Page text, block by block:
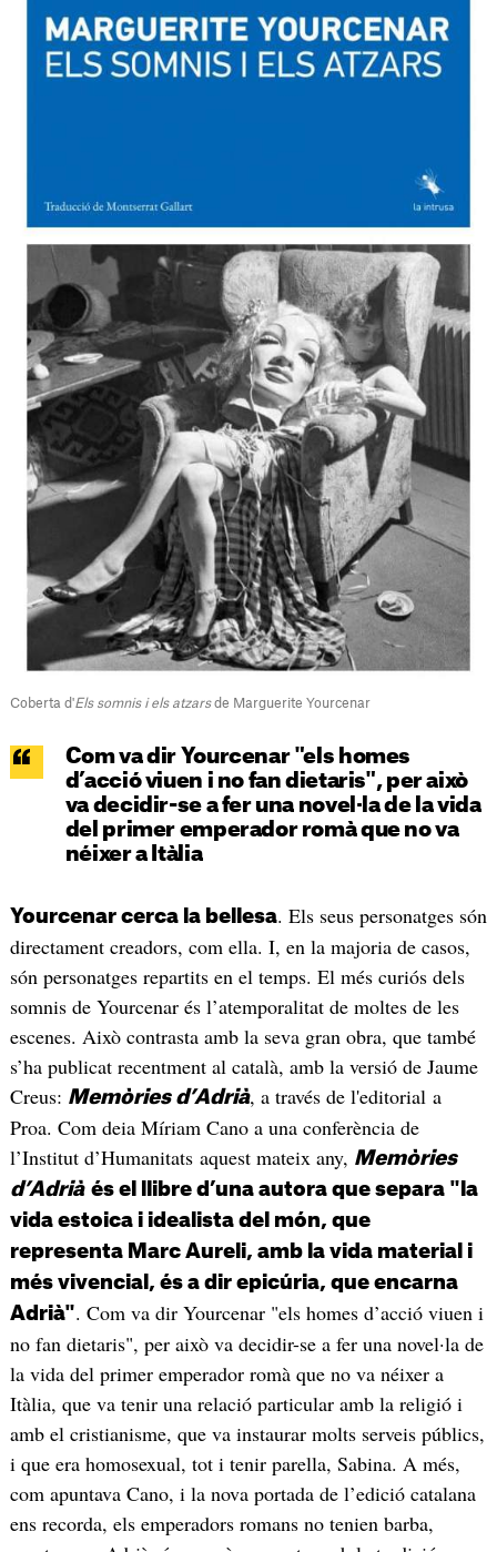
Coberta d'Els somnis i els atzarsde Marguerite Yourcenar
Com va dir Yourcenar "els homes
d’acció viuen i no fan dietaris", per això
va decidir-se a fer una novel·la de la vida
del primer emperador romà que no va
néixer a Itàlia
Yourcenar cerca la bellesa. Els seus personatges són
directament creadors, com ella. I, en la majoria de casos,
són personatges repartits en el temps. El més curiós dels
somnis de Yourcenar és l’atemporalitat de moltes de les
escenes. Això contrasta amb la seva gran obra, que també
s’ha publicat recentment al català, amb la versió de Jaume
Creus: Memòries d’Adrià, a través de l'editorial a
Proa. Com deia Míriam Cano a una conferència de
l’Institut d’Humanitats aquest mateix any, Memòries
d’Adrià és el llibre d’una autora que separa "la
vida estoica i idealista del món, que
representa Marc Aureli, amb la vida material i
més vivencial, és a dir epicúria, que encarna
Adrià". Com va dir Yourcenar "els homes d’acció viuen i
no fan dietaris", per això va decidir-se a fer una novel·la de
la vida del primer emperador romà que no va néixer a
Itàlia, que va tenir una relació particular amb la religió i
amb el cristianisme, que va instaurar molts serveis públics,
i que era homosexual, tot i tenir parella, Sabina. A més,
com apuntava Cano, i la nova portada de l’edició catalana
ens recorda, els emperadors romans no tenien barba,